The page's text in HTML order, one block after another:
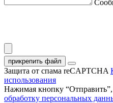
прикрепить файл
Защита от спама reCAPTCHA
использования
Нажимая кнопку
обработку персональных